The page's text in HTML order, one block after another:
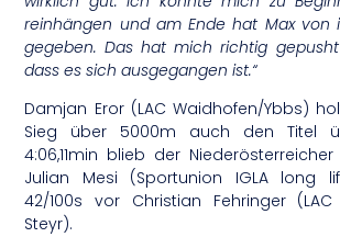
reinhängen und am Ende hat Max von
gegeben. Das hat mich richtig
dass es sich ausgegangen ist.“
Damjan Eror (LAC Waidhofen/Ybbs)
Sieg über 5000m auch den Titel
4:06,11min blieb der
Julian Mesi (Sportunion IGLA long
42/100s vor Christian Fehringer
Steyr).